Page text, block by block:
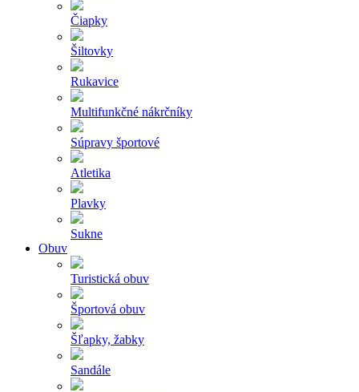
Čiapky
Šiltovky
Rukavice
Multifunkčné nákrčníky
Súpravy športové
Atletika
Plavky
Sukne
Obuv
Turistická obuv
Športová obuv
Šľapky, žabky
Sandále